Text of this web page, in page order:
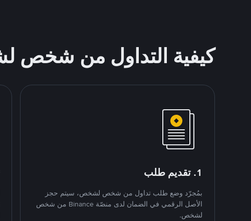
كيفية التداول من
1. تقديم طلب
بمُجرّد وضع طلب تداول من شخص لشخص، سيتم حجز
الأصل الرقمي في الضمان لدى منصّة Binance من شخص
لشخص.